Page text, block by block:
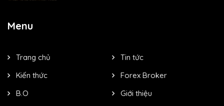
Menu
Trang chủ
Tin tức
Kiến thức
Forex Broker
B.O
Giới thiệu